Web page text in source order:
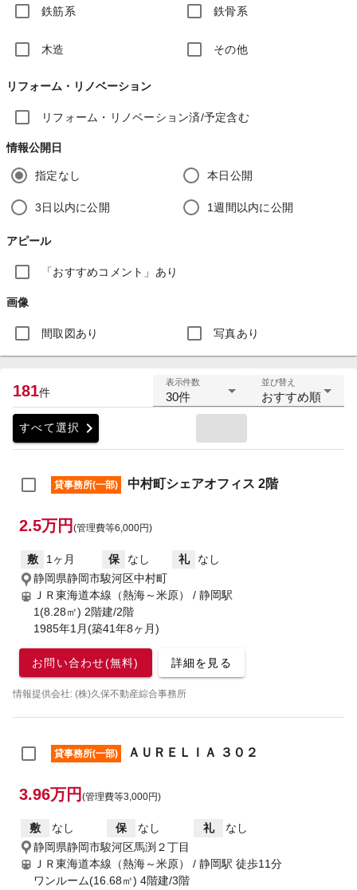
鉄筋系 鉄骨系
木造 その他
リフォーム・リノベーション
リフォーム・リノベーション済/予定含む
情報公開日
指定なし 本日公開
3日以内に公開 1週間以内に公開
アピール
「おすすめコメント」あり
画像
間取図あり 写真あり
181件
表示件数
30件
並び替え
おすすめ順
すべて選択 chevron_right
貸事務所(一部) 中村町シェアオフィス 2階
2.5万円 (管理費等6,000円)
敷 1ヶ月 保 なし 礼
なし
静岡県静岡市駿河区中村町
ＪＲ東海道本線（熱海～米原） / 静岡駅
1(8.28㎡) 2階建/2階
1985年1月(築41年8ヶ月)
お問い合わせ(無料) 詳細を見る
情報提供会社: (株)久保不動産綜合事務所
貸事務所(一部) ＡＵＲＥＬＩＡ ３０２
3.96万円 (管理費等3,000円)
敷 なし 保 なし 礼
なし
静岡県静岡市駿河区馬渕２丁目
ＪＲ東海道本線（熱海～米原） / 静岡駅 徒歩11分
ワンルーム(16.68㎡) 4階建/3階